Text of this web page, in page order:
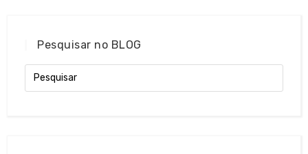
Pesquisar no BLOG